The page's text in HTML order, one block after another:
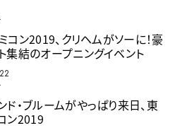
コン2019、クリヘムがソーに！豪
集結のオープニングイベント
ド・ブルームがやっぱり来日、東
ン2019